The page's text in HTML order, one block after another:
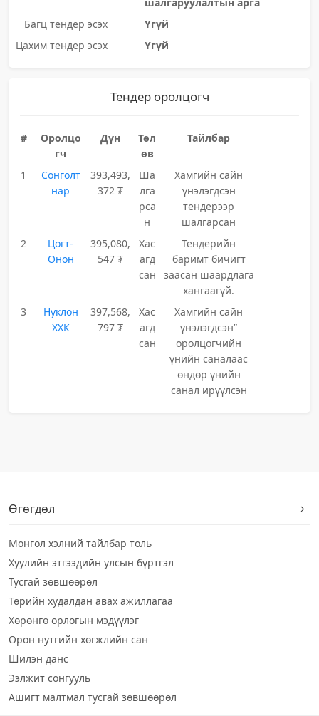
Багц тендер эсэх
Үгүй
Цахим тендер эсэх
Үгүй
Тендер оролцогч
#
Оролцо
гч
Дүн
Төл
өв
Тайлбар
1
Сонголт
нар
393,493,
372 ₮
Ша
лга
рса
н
Хамгийн сайн
үнэлэгдсэн
тендерээр
шалгарсан
2
Цогт-
Онон
395,080,
547 ₮
Хас
агд
сан
Тендерийн
баримт бичигт
заасан шаардлага
хангаагүй.
3
Нуклон
ХХК
397,568,
797 ₮
Хас
агд
сан
Хамгийн сайн
үнэлэгдсэн”
оролцогчийн
үнийн саналаас
өндөр үнийн
санал ирүүлсэн
Өгөгдөл
Монгол хэлний тайлбар толь
Хуулийн этгээдийн улсын бүртгэл
Тусгай зөвшөөрөл
Төрийн худалдан авах ажиллагаа
Хөрөнгө орлогын мэдүүлэг
Орон нутгийн хөгжлийн сан
Шилэн данс
Ээлжит сонгууль
Ашигт малтмал тусгай зөвшөөрөл